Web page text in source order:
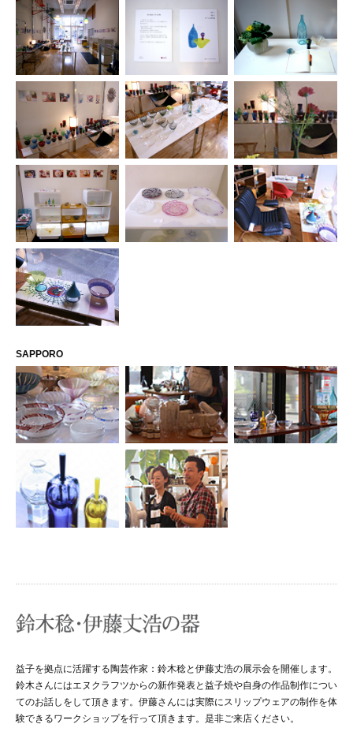
SAPPORO
益子を拠点に活躍する陶芸作家：鈴木稔と伊藤丈浩の展示会を開催します。
鈴木さんにはエヌクラフツからの新作発表と益子焼や自身の作品制作につい
てのお話しをして頂きます。伊藤さんには実際にスリップウェアの制作を体
験できるワークショップを行って頂きます。是非ご来店ください。